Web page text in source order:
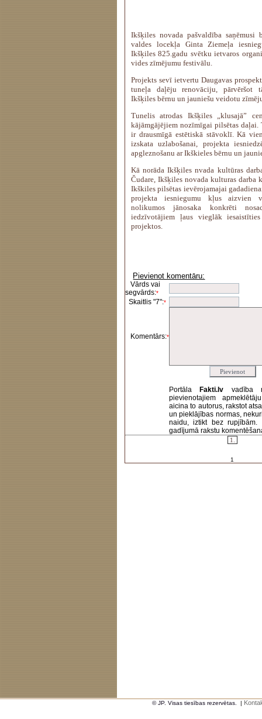
Ikšķiles novada pašvaldība saņēmusi
valdes locekļa Ginta Ziemeļa
Ikšķiles 825.gadu svētku ietvaros
vides zīmējumu festivālu.
Projekts sevī ietvertu Daugavas
tuneļa daļēju renovāciju, pārvēršot
Ikšķiles bērnu un jauniešu veidotu
Tunelis atrodas Ikšķiles „klusajā”
kājāmgājējiem nozīmīgai pilsētas daļai.
ir drausmīgā estētiskā stāvoklī. Kā
izskata uzlabošanai, projekta
apgleznošanu ar Ikškieles bērnu un
Kā norāda Ikšķiles nvada kultūras
Čudare, Ikšķiles novada kulturas darba
Ikškiles pilsētas ievērojamajai
projekta iesniegumu kļus aizvien
nolikumos jānosaka konkrēti
iedzīvotājiem ļaus vieglāk iesaistīties
projektos.
Pievienot komentāru:
Vārds vai
segvārds:*
Skaitlis "7":*
Komentārs:*
Portāla Fakti.lv vadība
pievienotajiem
aicina to autorus, rakstot
un pieklājības normas,
naidu, iztikt bez rupjībām.
gadījumā rakstu
1.
1
© JP. Visas tiesības rezervētas. |